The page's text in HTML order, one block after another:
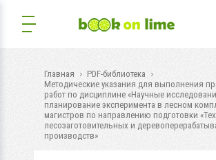
Главная
PDF-библиотека
Методические указания для выполнения
работ по дисциплине «Научные
планирование эксперимента в лесном
магистров по направлению подготовки
лесозаготовительных и
производств»